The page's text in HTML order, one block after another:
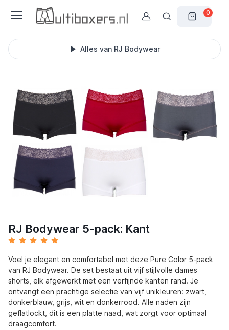
0
Alles van RJ Bodywear
RJ Bodywear 5-pack: Kant
Voel je elegant en comfortabel met deze Pure Color 5-pack
van RJ Bodywear. De set bestaat uit vijf stijlvolle dames
shorts, elk afgewerkt met een verfijnde kanten rand. Je
ontvangt een prachtige selectie van vijf unikleuren: zwart,
donkerblauw, grijs, wit en donkerrood. Alle naden zijn
geflatlockt, dit is een platte naad, wat zorgt voor optimaal
draagcomfort.